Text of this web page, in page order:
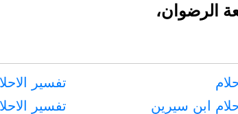
الرضوان،
ابن سيرين
تفسير
تفسير